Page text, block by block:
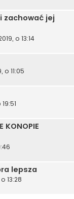
zachować jej
o 13:14
o 11:05
KONOPIE
lepsza
13:28